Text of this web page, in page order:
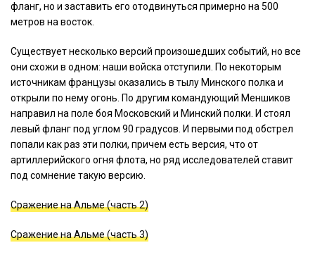
фланг, но и заставить его отодвинуться примерно на500
метров навосток.
Существуетнесколько версий произошедшихсобытий, но все
они схожи в одном: наши войскаотступили. По некоторым
источникам французы оказались в тылу Минского полкаи
открыли по немуогонь. По другим командующий Меншиков
направил наполе боя Московский и Минский полки. И стоял
левый флангпод углом 90 градусов. И первыми под обстрел
попали какраз эти полки, причем есть версия, что от
артиллерийского огня флота, но ряд исследователей ставит
под сомнение такую версию.
Сражение на Альме (часть 2)
Сражение на Альме (часть 3)